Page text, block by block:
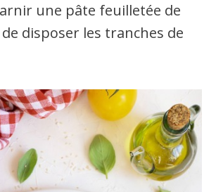
une pâte feuilletée de
disposer les tranches de